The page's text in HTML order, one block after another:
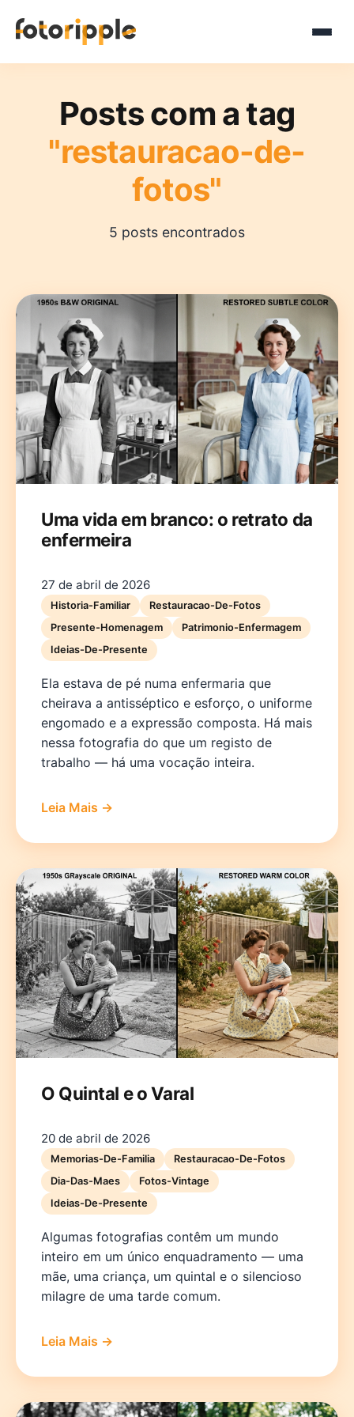
NederlandsPolski
Posts com a tag
"restauracao-de-
fotos"
5 posts encontrados
Uma vida em branco: o retrato da
enfermeira
27 de abril de 2026
Historia-Familiar
Restauracao-De-Fotos
Presente-Homenagem
Patrimonio-Enfermagem
Ideias-De-Presente
Ela estava de pé numa enfermaria que
cheirava a antisséptico e esforço, o uniforme
engomado e a expressão composta. Há mais
nessa fotografia do que um registo de
trabalho — há uma vocação inteira.
Leia Mais →
O Quintal e o Varal
20 de abril de 2026
Memorias-De-Familia
Restauracao-De-Fotos
Dia-Das-Maes
Fotos-Vintage
Ideias-De-Presente
Algumas fotografias contêm um mundo
inteiro em um único enquadramento — uma
mãe, uma criança, um quintal e o silencioso
milagre de uma tarde comum.
Leia Mais →